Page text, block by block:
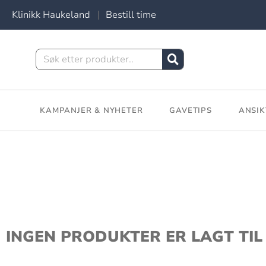
Klinikk Haukeland Bestill time
KAMPANJER & NYHETER GAVETIPS
INGEN PRODUKTER ER LAGT